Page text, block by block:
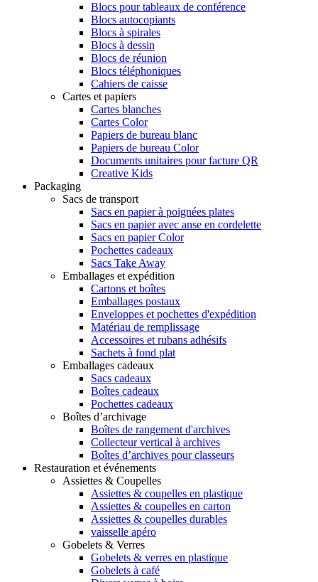
Blocs pour tableaux de conférence
Blocs autocopiants
Blocs à spirales
Blocs à dessin
Blocs de réunion
Blocs téléphoniques
Cahiers de caisse
Cartes et papiers
Cartes blanches
Cartes Color
Papiers de bureau blanc
Papiers de bureau Color
Documents unitaires pour facture QR
Creative Kids
Packaging
Sacs de transport
Sacs en papier à poignées plates
Sacs en papier avec anse en cordelette
Sacs en papier Color
Pochettes cadeaux
Sacs Take Away
Emballages et expédition
Cartons et boîtes
Emballages postaux
Enveloppes et pochettes d'expédition
Matériau de remplissage
Accessoires et rubans adhésifs
Sachets à fond plat
Emballages cadeaux
Sacs cadeaux
Boîtes cadeaux
Pochettes cadeaux
Boîtes d’archivage
Boîtes de rangement d'archives
Collecteur vertical à archives
Boîtes d’archives pour classeurs
Restauration et événements
Assiettes & Coupelles
Assiettes & coupelles en plastique
Assiettes & coupelles en carton
Assiettes & coupelles durables
vaisselle apéro
Gobelets & Verres
Gobelets & verres en plastique
Gobelets à café